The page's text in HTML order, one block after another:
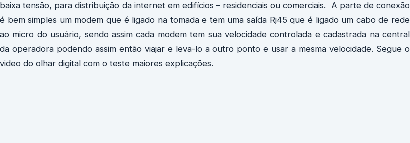
baixa tensão, para distribuição da internet em edifícios – residenciais ou comerciais. A parte de conexão
é bem simples um modem que é ligado na tomada e tem uma saída Rj45 que é ligado um cabo de rede
ao micro do usuário, sendo assim cada modem tem sua velocidade controlada e cadastrada na central
da operadora podendo assim então viajar e leva-lo a outro ponto e usar a mesma velocidade. Segue o
video do olhar digital com o teste maiores explicações.